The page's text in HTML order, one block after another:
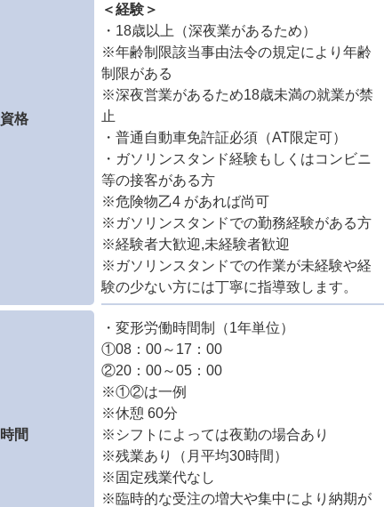
資格
＜経験＞
・18歳以上（深夜業があるため）
※年齢制限該当事由法令の規定により年齢
制限がある
※深夜営業があるため18歳未満の就業が禁
止
・普通自動車免許証必須（AT限定可）
・ガソリンスタンド経験もしくはコンビニ
等の接客がある方
※危険物乙4 があれば尚可
※ガソリンスタンドでの勤務経験がある方
※経験者大歓迎,未経験者歓迎
※ガソリンスタンドでの作業が未経験や経
験の少ない方には丁寧に指導致します。
時間
・変形労働時間制（1年単位）
①08：00～17：00
②20：00～05：00
※①②は一例
※休憩 60分
※シフトによっては夜勤の場合あり
※残業あり（月平均30時間）
※固定残業代なし
※臨時的な受注の増大や集中により納期が